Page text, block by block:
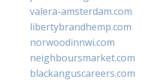
valera-amsterdam.com
libertybrandhemp.com
norwoodinnwi.com
neighboursmarket.com
blackanguscareers.com